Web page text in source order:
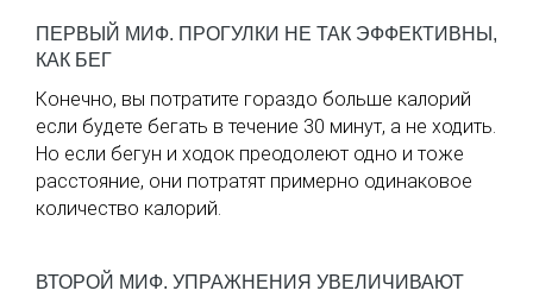
ПЕРВЫЙ МИФ. ПРОГУЛКИ НЕ ТАК ЭФФЕКТИВНЫ,
КАК БЕГ
Конечно, вы потратите гораздо больше калорий
если будете бегать в течение 30 минут, а не ходить.
Но если бегун и ходок преодолеют одно и тоже
расстояние, они потратят примерно одинаковое
количество калорий.
ВТОРОЙ МИФ. УПРАЖНЕНИЯ УВЕЛИЧИВАЮТ